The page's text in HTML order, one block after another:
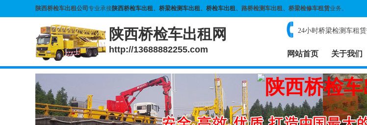
陕西桥检车出租公司 专业承接陕西桥检车出租、 桥梁检测车出租、 桥检车出租、路桥检测车出租、桥梁检修车租赁业务。
陕西桥检车出租网
http://13688882255.com
24小时桥梁检测车租赁
网站首页 关于我们